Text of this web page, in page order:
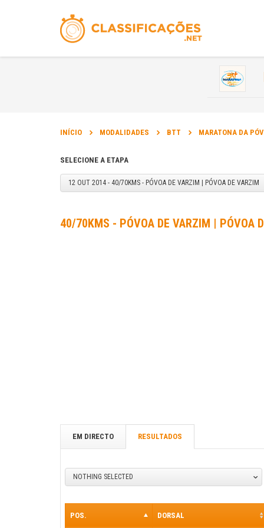
INÍCIO MODALIDADES BTT MARATONA DA
SELECIONE A ETAPA
12 OUT 2014 - 40/70KMS - PÓVOA DE VARZIM | PÓVOA DE VARZIM
40/70KMS - PÓVOA DE VARZIM | PÓVOA
EM DIRECTO RESULTADOS
NOTHING SELECTED
POS. DORSAL